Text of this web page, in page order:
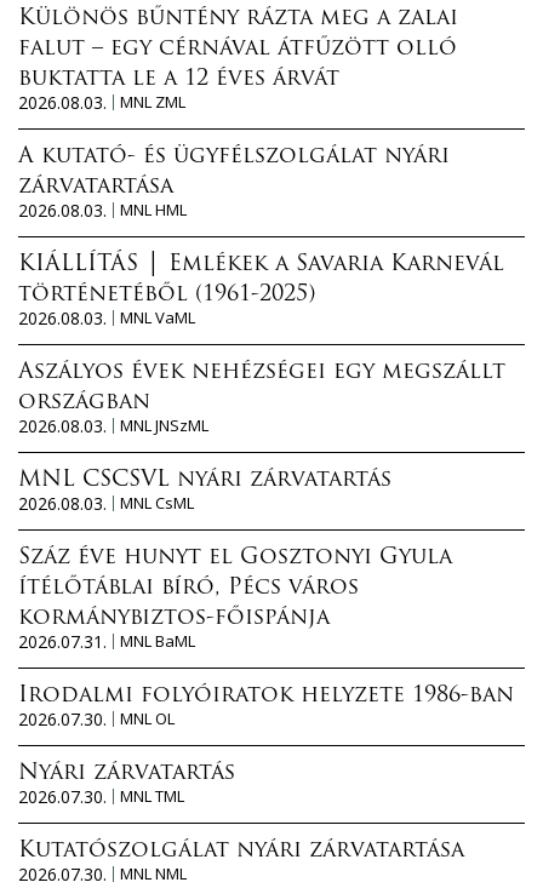
Különös bűntény rázta meg a zalai
falut – egy cérnával átfűzött olló
buktatta le a 12 éves árvát
2026.08.03.
MNL ZML
A kutató- és ügyfélszolgálat nyári
zárvatartása
2026.08.03.
MNL HML
KIÁLLÍTÁS │ Emlékek a Savaria Karnevál
történetéből (1961-2025)
2026.08.03.
MNL VaML
Aszályos évek nehézségei egy megszállt
országban
2026.08.03.
MNL JNSzML
MNL CSCSVL nyári zárvatartás
2026.08.03.
MNL CsML
Száz éve hunyt el Gosztonyi Gyula
ítélőtáblai bíró, Pécs város
kormánybiztos-főispánja
2026.07.31.
MNL BaML
Irodalmi folyóiratok helyzete 1986-ban
2026.07.30.
MNL OL
Nyári zárvatartás
2026.07.30.
MNL TML
Kutatószolgálat nyári zárvatartása
2026.07.30.
MNL NML